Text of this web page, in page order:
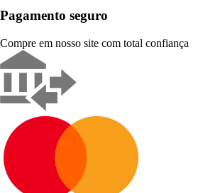
Pagamento seguro
Compre em nosso site com total confiança